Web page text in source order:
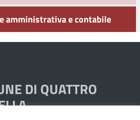
amministrativa e contabile
DI QUATTRO